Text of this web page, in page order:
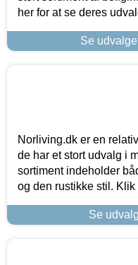
her for at se deres
Se
Norliving.dk er en
de har et stort udvalg i
sortiment indeholder
og den rustikke stil.
Se